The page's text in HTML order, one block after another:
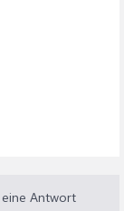
eine Antwort